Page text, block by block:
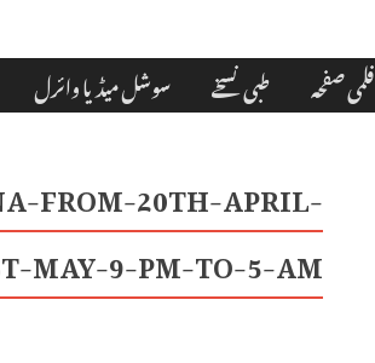
فلمی صفحہ طبی نسخے سوشل میڈیا وائرل
FROM-20TH-APRIL-
MAY-9-PM-TO-5-AM-